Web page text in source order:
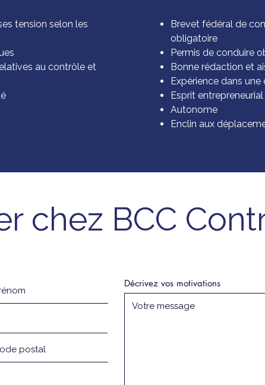
tension selon les
au contrôle et
Brevet fédéral de
obligatoire
Permis de conduire
Bonne rédaction et
Expérience dans une
Esprit
Autonome
Enclin aux
chez BCC
Décrivez vos motivations